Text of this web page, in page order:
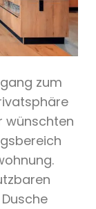
zum
wünschten